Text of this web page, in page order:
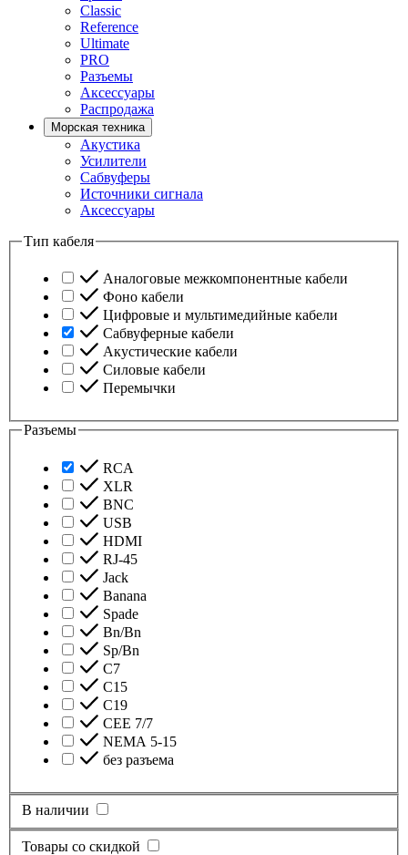
Classic
Reference
Ultimate
PRO
Разъемы
Аксессуары
Распродажа
Морская техника
Акустика
Усилители
Сабвуферы
Источники сигнала
Аксессуары
Тип кабеля
Аналоговые межкомпонентные кабели
Фоно кабели
Цифровые и мультимедийные кабели
Сабвуферные кабели
Акустические кабели
Силовые кабели
Перемычки
Разъемы
RCA
XLR
BNC
USB
HDMI
RJ-45
Jack
Banana
Spade
Bn/Bn
Sp/Bn
С7
C15
C19
CEE 7/7
NEMA 5-15
без разъема
В наличии
Товары со скидкой